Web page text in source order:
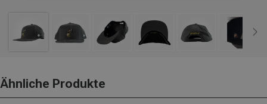
Ähnliche Produkte